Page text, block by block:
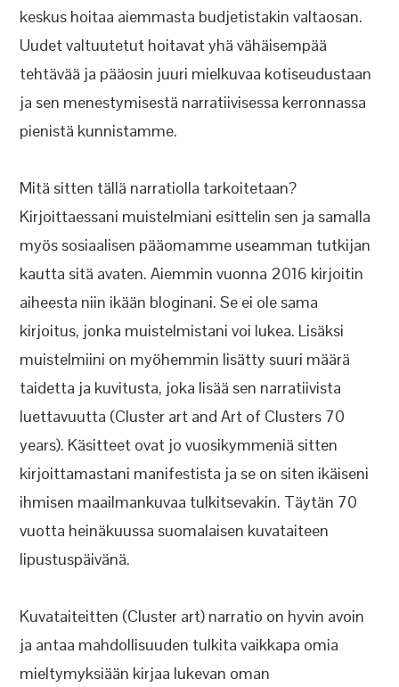
keskus hoitaa aiemmasta budjetistakin valtaosan.
Uudet valtuutetut hoitavat yhä vähäisempää
tehtävää ja pääosin juuri mielkuvaa kotiseudustaan
ja sen menestymisestä narratiivisessa kerronnassa
pienistä kunnistamme.
Mitä sitten tällä narratiolla tarkoitetaan?
Kirjoittaessani muistelmiani esittelin sen ja samalla
myös sosiaalisen pääomamme useamman tutkijan
kautta sitä avaten. Aiemmin vuonna 2016 kirjoitin
aiheesta niin ikään bloginani. Se ei ole sama
kirjoitus, jonka muistelmistani voi lukea. Lisäksi
muistelmiini on myöhemmin lisätty suuri määrä
taidetta ja kuvitusta, joka lisää sen narratiivista
luettavuutta (Cluster art and Art of Clusters 70
years). Käsitteet ovat jo vuosikymmeniä sitten
kirjoittamastani manifestista ja se on siten ikäiseni
ihmisen maailmankuvaa tulkitsevakin. Täytän 70
vuotta heinäkuussa suomalaisen kuvataiteen
lipustuspäivänä.
Kuvataiteitten (Cluster art) narratio on hyvin avoin
ja antaa mahdollisuuden tulkita vaikkapa omia
mieltymyksiään kirjaa lukevan oman